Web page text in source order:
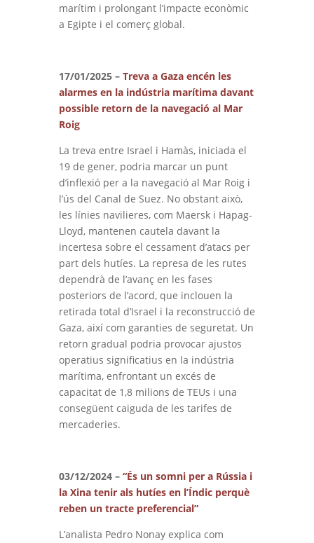
marítim i prolongant l’impacte econòmic
a Egipte i el comerç global.
17/01/2025 – Treva a Gaza encén les
alarmes en la indústria marítima davant
possible retorn de la navegació al Mar
Roig
La treva entre Israel i Hamàs, iniciada el
19 de gener, podria marcar un punt
d’inflexió per a la navegació al Mar Roig i
l’ús del Canal de Suez. No obstant això,
les línies navilieres, com Maersk i Hapag-
Lloyd, mantenen cautela davant la
incertesa sobre el cessament d’atacs per
part dels hutíes. La represa de les rutes
dependrà de l’avanç en les fases
posteriors de l’acord, que inclouen la
retirada total d’Israel i la reconstrucció de
Gaza, així com garanties de seguretat. Un
retorn gradual podria provocar ajustos
operatius significatius en la indústria
marítima, enfrontant un excés de
capacitat de 1,8 milions de TEUs i una
consegüent caiguda de les tarifes de
mercaderies.
03/12/2024 – “És un somni per a Rússia i
la Xina tenir als hutíes en l’Índic perquè
reben un tracte preferencial”
L’analista Pedro Nonay explica com